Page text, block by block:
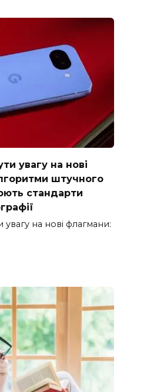
увагу на нові
штучного
стандарти
на нові флагмани: